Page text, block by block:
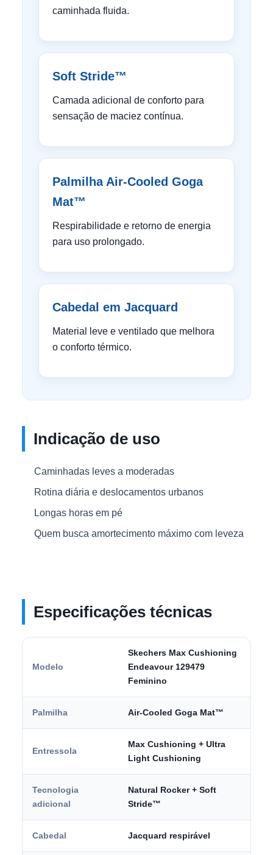
caminhada fluida.
Soft Stride™
Camada adicional de conforto para
sensação de maciez contínua.
Palmilha Air-Cooled Goga
Mat™
Respirabilidade e retorno de energia
para uso prolongado.
Cabedal em Jacquard
Material leve e ventilado que melhora
o conforto térmico.
Indicação de uso
Caminhadas leves a moderadas
Rotina diária e deslocamentos urbanos
Longas horas em pé
Quem busca amortecimento máximo com leveza
Especificações técnicas
Modelo
Skechers Max Cushioning
Endeavour 129479
Feminino
Palmilha Air-Cooled Goga Mat™
Entressola
Max Cushioning + Ultra
Light Cushioning
Tecnologia
adicional
Natural Rocker + Soft
Stride™
Cabedal Jacquard respirável